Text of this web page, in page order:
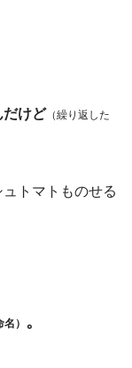
だけど （繰り返した
トマトものせる
名） 。